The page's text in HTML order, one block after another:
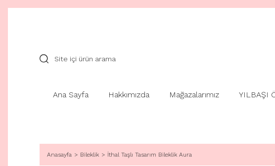
Ana Sayfa Hakkımızda Mağazalarımız YILBAŞI
Anasayfa Bileklik İthal Taşlı Tasarım Bileklik Aura